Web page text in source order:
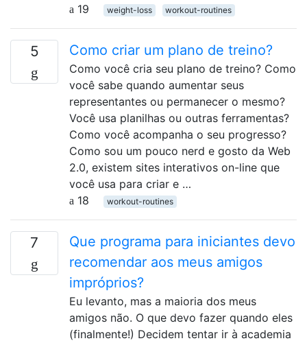
19
weight-loss workout-routines
5 Como criar um plano de treino?
Como você cria seu plano de treino? Como
você sabe quando aumentar seus
representantes ou permanecer o mesmo?
Você usa planilhas ou outras ferramentas?
Como você acompanha o seu progresso?
Como sou um pouco nerd e gosto da Web
2.0, existem sites interativos on-line que
você usa para criar e …
18
workout-routines
7
Que programa para iniciantes devo
recomendar aos meus amigos
impróprios?
Eu levanto, mas a maioria dos meus
amigos não. O que devo fazer quando eles
(finalmente!) Decidem tentar ir à academia